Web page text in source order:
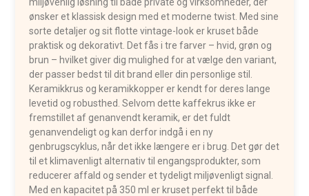
ønsker et klassisk design med et moderne twist. Med sine
sorte detaljer og sit flotte vintage-look er kruset både
praktisk og dekorativt. Det fås i tre farver – hvid, grøn og
brun – hvilket giver dig mulighed for at vælge den variant,
der passer bedst til dit brand eller din personlige stil.
Keramikkrus og keramikkopper er kendt for deres lange
levetid og robusthed. Selvom dette kaffekrus ikke er
fremstillet af genanvendt keramik, er det fuldt
genanvendeligt og kan derfor indgå i en ny
genbrugscyklus, når det ikke længere er i brug. Det gør det
til et klimavenligt alternativ til engangsprodukter, som
reducerer affald og sender et tydeligt miljøvenligt signal.
Med en kapacitet på 350 ml er kruset perfekt til både